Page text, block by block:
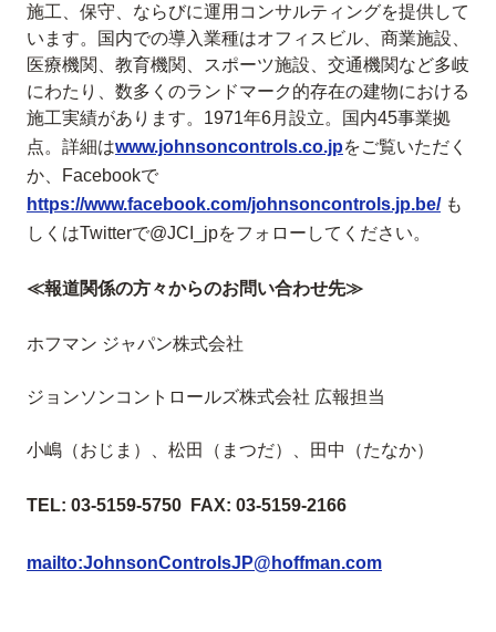
施工、保守、ならびに運用コンサルティングを提供して
います。国内での導入業種はオフィスビル、商業施設、
医療機関、教育機関、スポーツ施設、交通機関など多岐
にわたり、数多くのランドマーク的存在の建物における
施工実績があります。1971年6月設立。国内45事業拠
点。詳細はwww.johnsoncontrols.co.jpをご覧いただく
か、Facebookで
https://www.facebook.com/johnsoncontrols.jp.be/も
しくはTwitterで@JCI_jpをフォローしてください。
≪報道関係の方々からのお問い合わせ先≫
ホフマン ジャパン株式会社
ジョンソンコントロールズ株式会社 広報担当
小嶋（おじま）、松田（まつだ）、田中（たなか）
TEL: 03-5159-5750 FAX: 03-5159-2166
mailto:JohnsonControlsJP@hoffman.com